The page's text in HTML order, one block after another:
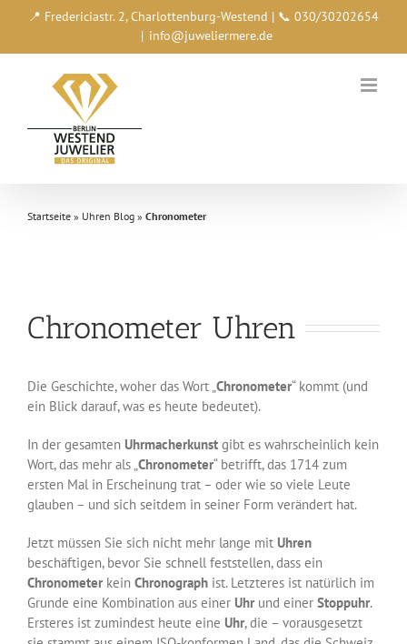
📍 Fredericiastr. 2, Charlottenburg-Westend | 📞 030/30202654
| info@juweliermere.de
Startseite » Uhren Blog » Chronometer
Chronometer Uhren
Die Geschichte, woher das Wort „ Chronometer“ kommt (und
ein Blick darauf, was es heute bedeutet).
In der gesamten Uhrmacherkunst gibt es wahrscheinlich kein
Wort, das mehr als „ Chronometer“ betrifft, das 1714 zum
ersten Mal in Erscheinung trat – oder wie so viele Leute
glauben – und sich seitdem in seiner Form verändert hat.
Jetzt müssen Sie sich nicht mehr lange mit Uhren
beschäftigen, bevor Sie schnell feststellen, dass ein
Chronometer kein Chronograph ist. Letzteres ist natürlich im
Grunde eine Kombination aus einer Uhr und einer Stoppuhr.
Ersteres ist zumindest heute eine Uhr, die – vorausgesetzt